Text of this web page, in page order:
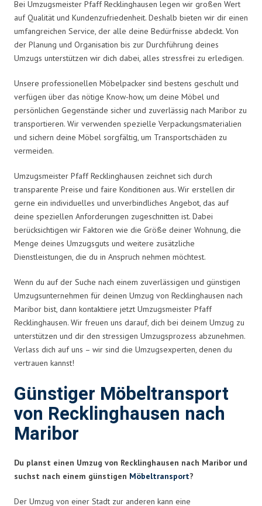
Bei Umzugsmeister Pfaff Recklinghausen legen wir großen Wert
auf Qualität und Kundenzufriedenheit. Deshalb bieten wir dir einen
umfangreichen Service, der alle deine Bedürfnisse abdeckt. Von
der Planung und Organisation bis zur Durchführung deines
Umzugs unterstützen wir dich dabei, alles stressfrei zu erledigen.
Unsere professionellen Möbelpacker sind bestens geschult und
verfügen über das nötige Know-how, um deine Möbel und
persönlichen Gegenstände sicher und zuverlässig nach Maribor zu
transportieren. Wir verwenden spezielle Verpackungsmaterialien
und sichern deine Möbel sorgfältig, um Transportschäden zu
vermeiden.
Umzugsmeister Pfaff Recklinghausen zeichnet sich durch
transparente Preise und faire Konditionen aus. Wir erstellen dir
gerne ein individuelles und unverbindliches Angebot, das auf
deine speziellen Anforderungen zugeschnitten ist. Dabei
berücksichtigen wir Faktoren wie die Größe deiner Wohnung, die
Menge deines Umzugsguts und weitere zusätzliche
Dienstleistungen, die du in Anspruch nehmen möchtest.
Wenn du auf der Suche nach einem zuverlässigen und günstigen
Umzugsunternehmen für deinen Umzug von Recklinghausen nach
Maribor bist, dann kontaktiere jetzt Umzugsmeister Pfaff
Recklinghausen. Wir freuen uns darauf, dich bei deinem Umzug zu
unterstützen und dir den stressigen Umzugsprozess abzunehmen.
Verlass dich auf uns – wir sind die Umzugsexperten, denen du
vertrauen kannst!
Günstiger Möbeltransport
von Recklinghausen nach
Maribor
Du planst einen Umzug von Recklinghausen nach Maribor und
suchst nach einem günstigen Möbeltransport?
Der Umzug von einer Stadt zur anderen kann eine